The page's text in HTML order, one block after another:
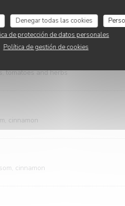
Denegar todas las cookies
de protección de datos personales
Política de gestión de cookies
tomatoes and herbs
cinnamon
cinnamon